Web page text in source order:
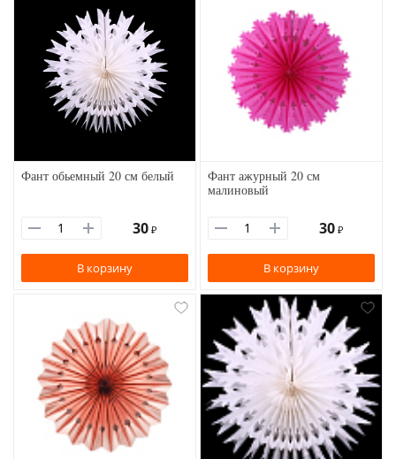
Фант обьемный 20 см белый
30 ₽
В корзину
Фант ажурный 20 см
малиновый
30 ₽
В корзину